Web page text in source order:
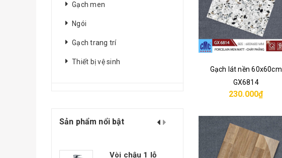
Gạch men
Ngói
Gạch trang trí
Thiết bị vệ sinh
Sản phẩm nổi bật
Vòi chậu 1 lỗ
Gạch lát nền 60x60cm
GX6814
230.000₫